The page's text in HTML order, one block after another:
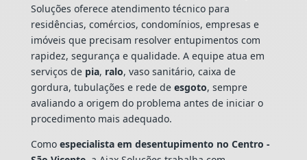
Soluções oferece atendimento técnico para
residências, comércios, condomínios, empresas e
imóveis que precisam resolver entupimentos com
rapidez, segurança e qualidade. A equipe atua em
serviços de pia, ralo, vaso sanitário, caixa de
gordura, tubulações e rede de esgoto, sempre
avaliando a origem do problema antes de iniciar o
procedimento mais adequado.
Como especialista em desentupimento no Centro -